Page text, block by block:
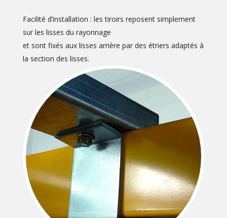
Facilité d’installation : les tiroirs reposent simplement
sur les lisses du rayonnage
et sont fixés aux lisses arrière par des étriers adaptés à
la section des lisses.